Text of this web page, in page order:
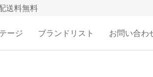
送料無料
ージ ブランドリスト お問い合わ